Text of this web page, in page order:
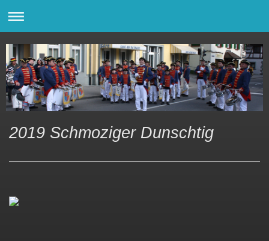
2019 Schmoziger Dunschtig